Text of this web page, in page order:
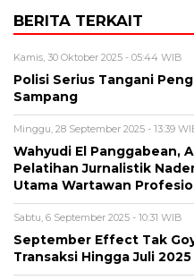
BERITA TERKAIT
Kamis, 30 Oktober 2025 - 05:44 WIB
Polisi Serius Tangani
Sampang
Minggu, 28 September 2025 - 13:39
Wahyudi El Panggabean,
Pelatihan Jurnalistik
Utama Wartawan
Sabtu, 6 September 2025 - 10:31 WIB
September Effect Tak
Transaksi Hingga Juli